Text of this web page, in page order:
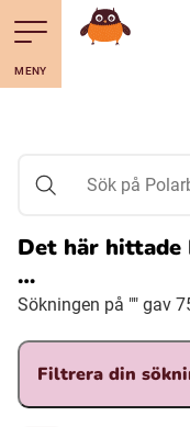
Till navigering av
Hoppa till sidans
MENY
Gå till
Sök på Polarbibblo
Det här hittade
…
Sökningen på "" gav
Filtrera din